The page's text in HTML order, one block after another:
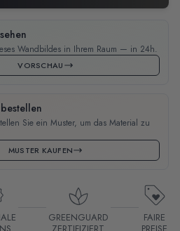
Wandbildes in Ihrem Raum — in 24h.
VORSCHAU
Sie ein Muster, um das Material zu
MUSTER KAUFEN
GREENGUARD
FAIRE